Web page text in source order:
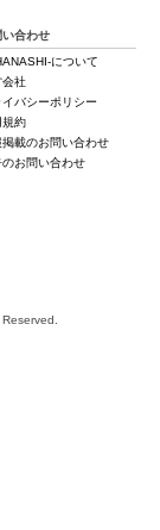
い合わせ
について
会社
イバシーポリシー
規約
掲載のお問い合わせ
のお問い合わせ